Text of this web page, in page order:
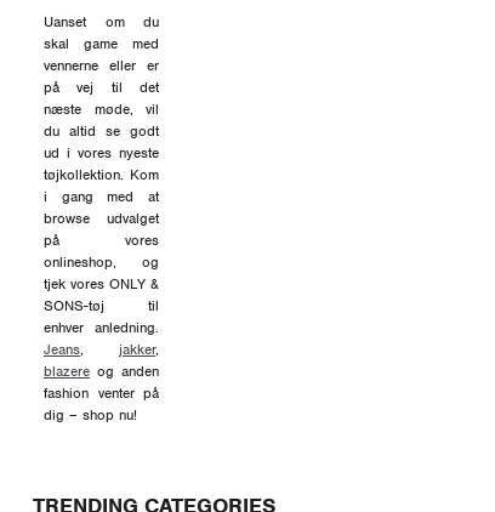
Uanset om du
skal game med
vennerne eller er
på vej til det
næste møde, vil
du altid se godt
ud i vores nyeste
tøjkollektion. Kom
i gang med at
browse udvalget
på vores
onlineshop, og
tjek vores ONLY &
SONS-tøj til
enhver anledning.
Jeans, jakker,
blazere og anden
fashion venter på
dig – shop nu!
TRENDING CATEGORIES